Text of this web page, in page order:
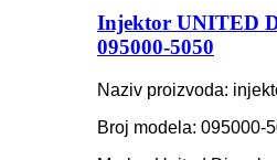
Injektor UNITED
095000-5050
Naziv proizvoda:
Broj modela: 095000-